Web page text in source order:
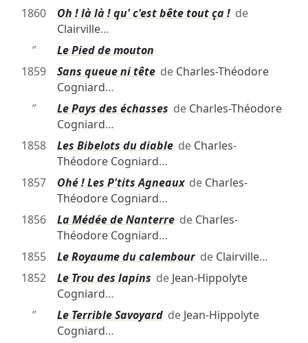
1860
Oh ! là là ! qu' c'est bête tout ça !de
Clairville…
″
Le Pied de mouton
1859
Sans queue ni têtede Charles-Théodore
Cogniard…
″
Le Pays des échasses de Charles-Théodore
Cogniard…
1858
Les Bibelots du diablede Charles-
Théodore Cogniard…
1857
Ohé ! Les P'tits Agneauxde Charles-
Théodore Cogniard…
1856
La Médée de Nanterrede Charles-
Théodore Cogniard…
1855
Le Royaume du calembourde Clairville…
1852
Le Trou des lapins de Jean-Hippolyte
Cogniard…
″
Le Terrible Savoyardde Jean-Hippolyte
Cogniard…